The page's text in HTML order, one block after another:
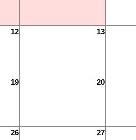
12 13
19 20
26 27